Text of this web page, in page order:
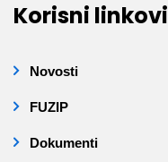
Korisni linkovi
Novosti
FUZIP
Dokumenti